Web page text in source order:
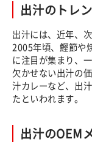
出汁のトレ
出汁には、近年、
2005年頃、鰹節や
に注目が集まり、
欠かせない出汁の
汁カレーなど、出
たといわれます。
出汁のOEM